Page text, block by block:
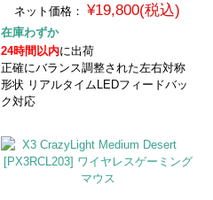
ネット価格： ¥19,800(税込)
在庫わずか
24時間以内に出荷
正確にバランス調整された左右対称
形状 リアルタイムLEDフィードバッ
ク対応